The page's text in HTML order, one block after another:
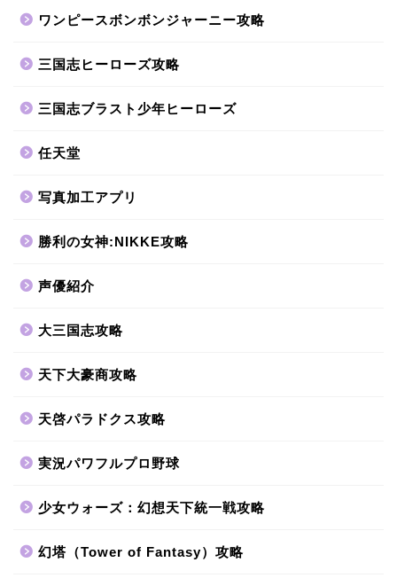
ワンピースボンボンジャーニー攻略
三国志ヒーローズ攻略
三国志ブラスト少年ヒーローズ
任天堂
写真加工アプリ
勝利の女神:NIKKE攻略
声優紹介
大三国志攻略
天下大豪商攻略
天啓パラドクス攻略
実況パワフルプロ野球
少女ウォーズ：幻想天下統一戦攻略
幻塔（Tower of Fantasy）攻略